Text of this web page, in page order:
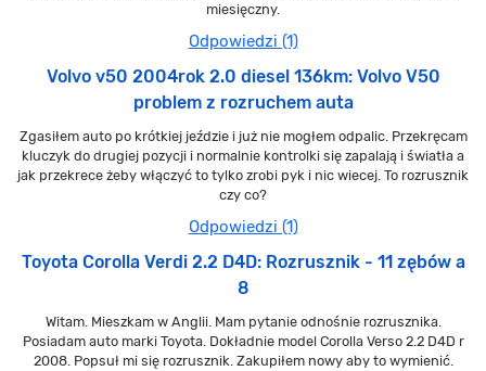
miesięczny.
Odpowiedzi (1)
Volvo v50 2004rok 2.0 diesel 136km: Volvo V50
problem z rozruchem auta
Zgasiłem auto po krótkiej jeździe i już nie mogłem odpalic. Przekręcam
kluczyk do drugiej pozycji i normalnie kontrolki się zapalają i światła a
jak przekrece żeby włączyć to tylko zrobi pyk i nic wiecej. To rozrusznik
czy co?
Odpowiedzi (1)
Toyota Corolla Verdi 2.2 D4D: Rozrusznik - 11 zębów a
8
Witam. Mieszkam w Anglii. Mam pytanie odnośnie rozrusznika.
Posiadam auto marki Toyota. Dokładnie model Corolla Verso 2.2 D4D r
2008. Popsuł mi się rozrusznik. Zakupiłem nowy aby to wymienić.